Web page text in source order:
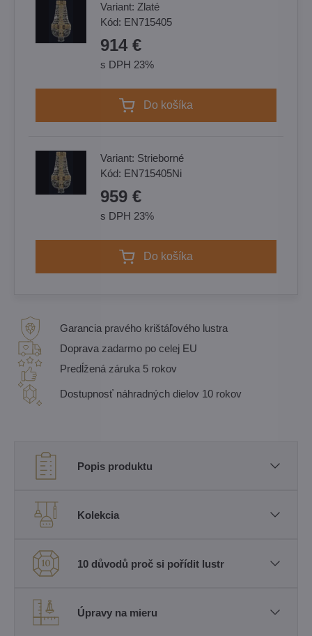
Variant: Zlaté
Kód: EN715405
914 €
s DPH 23%
Do košíka
Variant: Strieborné
Kód: EN715405Ni
959 €
s DPH 23%
Do košíka
Garancia pravého krištáľového lustra
Doprava zadarmo po celej EU
Predĺžená záruka 5 rokov
Dostupnosť náhradných dielov 10 rokov
Popis produktu
Kolekcia
10 důvodů proč si pořídit lustr
Úpravy na mieru